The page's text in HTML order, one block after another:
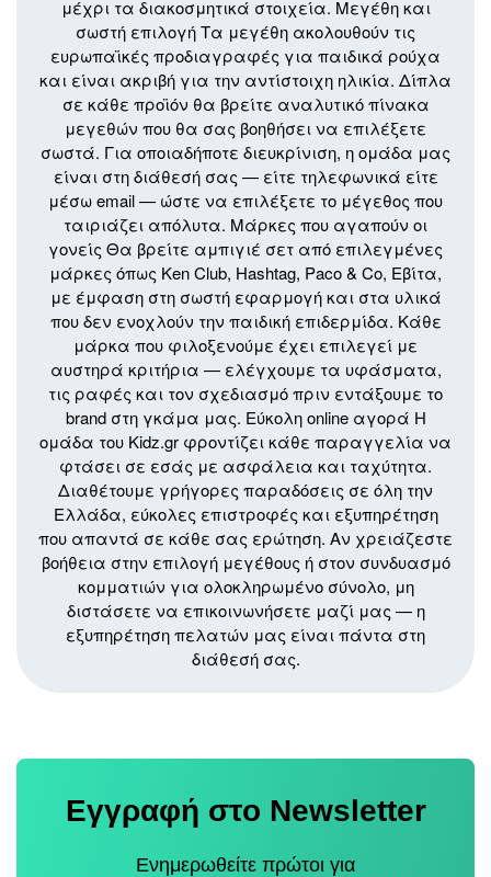
μέχρι τα διακοσμητικά στοιχεία. Μεγέθη και
σωστή επιλογή Τα μεγέθη ακολουθούν τις
ευρωπαϊκές προδιαγραφές για παιδικά ρούχα
και είναι ακριβή για την αντίστοιχη ηλικία. Δίπλα
σε κάθε προϊόν θα βρείτε αναλυτικό πίνακα
μεγεθών που θα σας βοηθήσει να επιλέξετε
σωστά. Για οποιαδήποτε διευκρίνιση, η ομάδα μας
είναι στη διάθεσή σας — είτε τηλεφωνικά είτε
μέσω email — ώστε να επιλέξετε το μέγεθος που
ταιριάζει απόλυτα. Μάρκες που αγαπούν οι
γονείς Θα βρείτε αμπιγιέ σετ από επιλεγμένες
μάρκες όπως Ken Club, Hashtag, Paco & Co, Εβίτα,
με έμφαση στη σωστή εφαρμογή και στα υλικά
που δεν ενοχλούν την παιδική επιδερμίδα. Κάθε
μάρκα που φιλοξενούμε έχει επιλεγεί με
αυστηρά κριτήρια — ελέγχουμε τα υφάσματα,
τις ραφές και τον σχεδιασμό πριν εντάξουμε το
brand στη γκάμα μας. Εύκολη online αγορά Η
ομάδα του Kidz.gr φροντίζει κάθε παραγγελία να
φτάσει σε εσάς με ασφάλεια και ταχύτητα.
Διαθέτουμε γρήγορες παραδόσεις σε όλη την
Ελλάδα, εύκολες επιστροφές και εξυπηρέτηση
που απαντά σε κάθε σας ερώτηση. Αν χρειάζεστε
βοήθεια στην επιλογή μεγέθους ή στον συνδυασμό
κομματιών για ολοκληρωμένο σύνολο, μη
διστάσετε να επικοινωνήσετε μαζί μας — η
εξυπηρέτηση πελατών μας είναι πάντα στη
διάθεσή σας.
Εγγραφή στο Newsletter
Ενημερωθείτε πρώτοι για